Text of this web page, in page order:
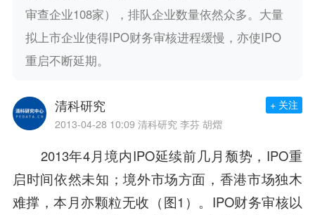
审查企业108家），排队企业数量依然众多。大量
拟上市企业使得IPO财务审核进程缓慢，亦使IPO
重启不断延期。
清科研究
2013-04-28 10:09 清科研究 李芬 胡熠
+ 关注
2013年4月境内IPO延续前几月颓势，IPO重
启时间依然未知；境外市场方面，香港市场独木
难撑，本月亦颗粒无收（图1）。IPO财务审核以